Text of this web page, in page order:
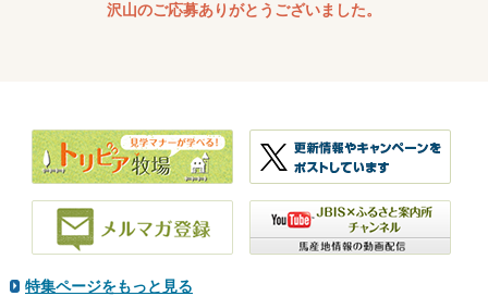
沢山のご応募ありがとうございました。
特集ページをもっと見る